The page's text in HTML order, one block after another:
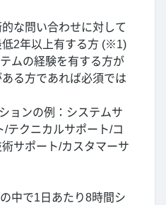
な問い合わせに対して
2年以上有する方 (※1)
ムの経験を有する方が
る方であれば必須では
ョンの例：システムサ
テクニカルサポート/コ
サポート/カスタマーサ
中で1日あたり8時間シ